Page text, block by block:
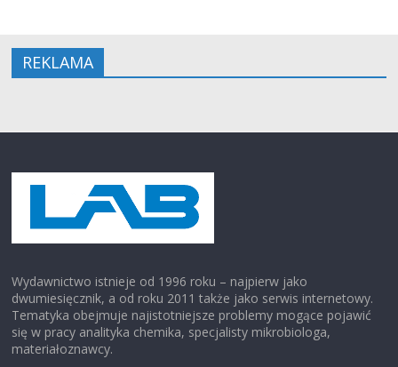
REKLAMA
Wydawnictwo istnieje od 1996 roku – najpierw jako
dwumiesięcznik, a od roku 2011 także jako serwis internetowy.
Tematyka obejmuje najistotniejsze problemy mogące pojawić
się w pracy analityka chemika, specjalisty mikrobiologa,
materiałoznawcy.